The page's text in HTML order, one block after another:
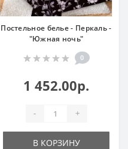
Постельное белье - Перкаль -
"Южная ночь"
0
1 452.00р.
- +
В КОРЗИНУ